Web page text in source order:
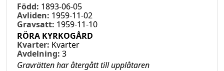
Född: 1893-06-05
Avliden: 1959-11-02
Gravsatt: 1959-11-10
RÖRA KYRKOGÅRD
Kvarter: Kvarter
Avdelning: 3
Gravrätten har återgått till upplåtaren